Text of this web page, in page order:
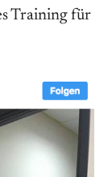
Training für